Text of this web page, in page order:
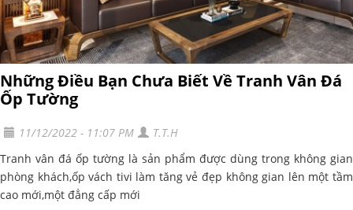
Những Điều Bạn Chưa Biết Về Tranh Vân Đá
Ốp Tường
11/12/2022 - 11:07 PM
T.T.H
Tranh vân đá ốp tường là sản phẩm được dùng trong không gian
phòng khách,ốp vách tivi làm tăng vẻ đẹp không gian lên một tầm
cao mới,một đẳng cấp mới